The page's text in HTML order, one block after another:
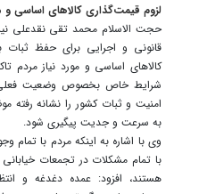
لزوم قیمت‌گذاری کالاهای اساسی و
حجت الاسلام محمد تقی نقدعلی نیز
قانونی و اجرایی برای حفظ ثبات
کالاهای اساسی و مورد نیاز
شرایط خاص بخصوص وضعیت فعلی
امنیت و ثبات کشور را نشانه رفته
به سرعت و جدیت پیگیری شود.
وی با اشاره به اینکه مردم با
با تمام مشکلات در تجمعات
هستند، افزود: عمده دغدغه و